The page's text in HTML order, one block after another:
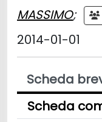
MASSIMO;
2014-01-01
Scheda
Scheda